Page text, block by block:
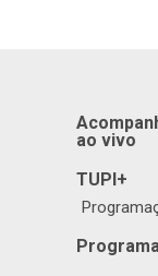
ao vivo
TUPI+